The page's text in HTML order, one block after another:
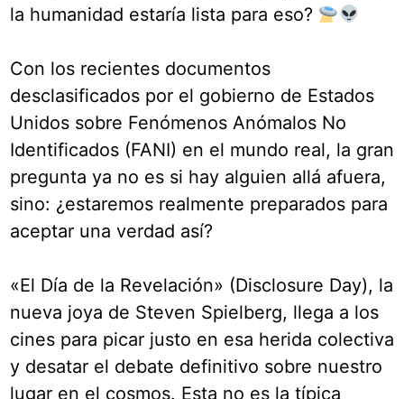
la humanidad estaría lista para eso?
Con los recientes documentos
desclasificados por el gobierno de Estados
Unidos sobre Fenómenos Anómalos No
Identificados (FANI) en el mundo real, la gran
pregunta ya no es si hay alguien allá afuera,
sino: ¿estaremos realmente preparados para
aceptar una verdad así?
«El Día de la Revelación» (Disclosure Day), la
nueva joya de Steven Spielberg, llega a los
cines para picar justo en esa herida colectiva
y desatar el debate definitivo sobre nuestro
lugar en el cosmos. Esta no es la típica